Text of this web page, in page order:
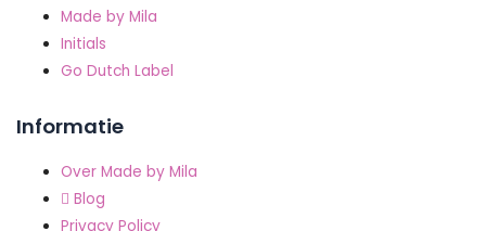
Made by Mila
Initials
Go Dutch Label
Informatie
Over Made by Mila
Blog
Privacy Policy